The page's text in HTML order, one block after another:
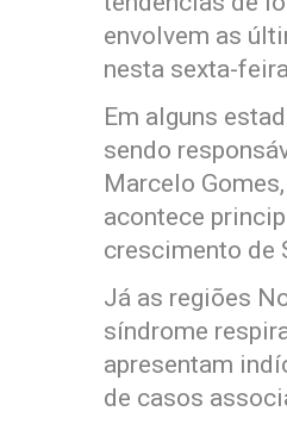
envolvem as
nesta sexta-
Em alguns
sendo
Marcelo
acontece
crescimento de
Já as regiões
síndrome
apresentam
de casos